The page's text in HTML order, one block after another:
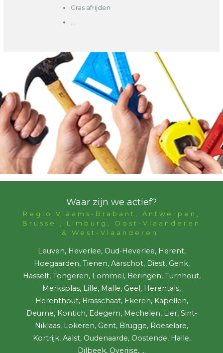
Gras afrijden
Waar zijn we actief?
Regio Vlaams-Brabant, Antwerpen,
Brussel, Limburg, Oost-Vlaanderen
& West-Vlaanderen:
Leuven, Heverlee, Oud-Heverlee, Herent,
Hoegaarden, Tienen, Aarschot, Diest, Genk,
Hasselt, Tongeren, Lommel, Beringen, Turnhout,
Merksplas, Lille, Malle, Geel, Herentals,
Herenthout, Brasschaat, Ekeren, Kapellen,
Deurne, Kontich, Edegem, Mechelen, Lier, Sint-
Niklaas, Lokeren, Gent, Brugge, Roeselare,
Kortrijk, Aalst, Oudenaarde, Oostende, Halle,
Dilbeek, Overijse, ...